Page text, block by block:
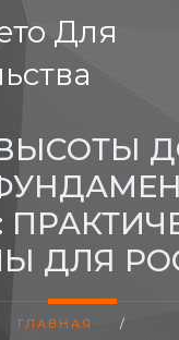
Для
ДЛЯ
ГЛАВНАЯ
/